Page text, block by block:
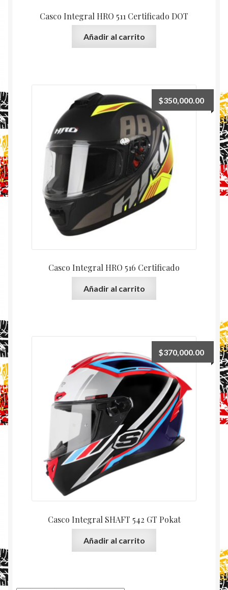
Casco Integral HRO 511 Certificado DOT
Añadir al carrito
Casco Integral HRO 516 Certificado
$350,000.00
Añadir al carrito
Casco Integral SHAFT 542 GT Pokat
$370,000.00
Añadir al carrito